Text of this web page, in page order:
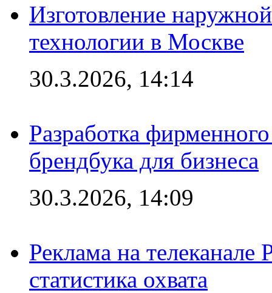
Изготовление
технологии в Москве
30.3.2026, 14:14
Разработка
брендбука для бизнеса
30.3.2026, 14:09
Реклама на
статистика охвата